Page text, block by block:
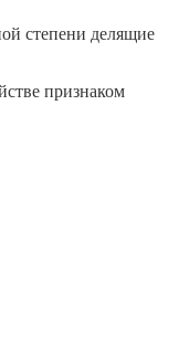
степени делящие
признаком